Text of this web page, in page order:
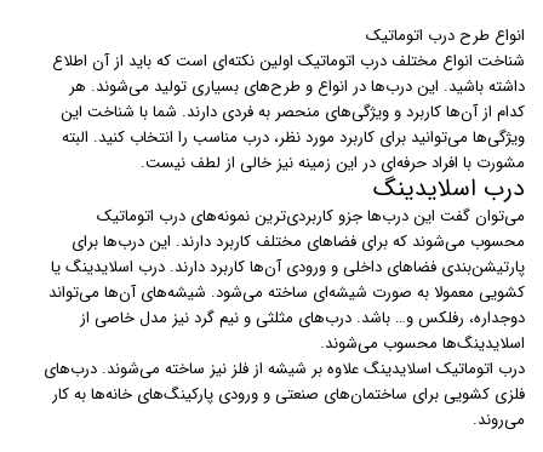
انواع طرح درب اتوماتیک
شناخت انواع مختلف درب اتوماتیک اولین نکته‌ای است که باید از آن اطلاع
داشته باشید. این درب‌ها در انواع و طرح‌های بسیاری تولید می‌شوند. هر
کدام از آن‌ها کاربرد و ویژگی‌های منحصر به فردی دارند. شما با شناخت این
ویژگی‌ها می‌توانید برای کاربرد مورد نظر، درب مناسب را انتخاب کنید. البته
مشورت با افراد حرفه‌ای در این زمینه نیز خالی از لطف نیست.
درب اسلایدینگ
می‌توان گفت این درب‌ها جزو کاربردی‌ترین نمونه‌های درب اتوماتیک
محسوب می‌شوند که برای فضاهای مختلف کاربرد دارند. این درب‌ها برای
پارتیشن‌بندی فضاهای داخلی و ورودی آن‌ها کاربرد دارند. درب‌ اسلایدینگ یا
کشویی معمولا به صورت شیشه‌ای ساخته می‌شود. شیشه‌های آن‌ها می‌تواند
دوجداره، رفلکس و… باشد. درب‌های مثلثی و نیم گرد نیز مدل خاصی از
اسلایدینگ‌ها محسوب می‌شوند.
درب‌ اتوماتیک اسلایدینگ علاوه بر شیشه از فلز نیز ساخته می‌شوند. درب‌های
فلزی کشویی برای ساختمان‌های صنعتی و ورودی پارکینگ‌های خانه‌ها به کار
می‌روند.